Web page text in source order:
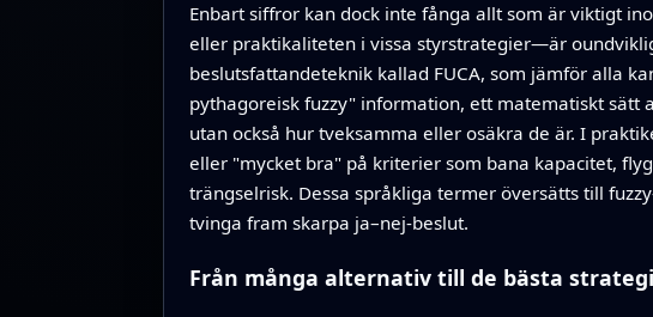
Enbart siffror kan dock inte fånga allt som är viktigt
eller praktikaliteten i vissa styrstrategier—är
beslutsfattandeteknik kallad FUCA, som jämför alla
pythagoreisk fuzzy" information, ett matematiskt
utan också hur tveksamma eller osäkra de är. I
eller "mycket bra" på kriterier som bana kapacitet,
trängselrisk. Dessa språkliga termer översätts till
tvinga fram skarpa ja–nej-beslut.
Från många alternativ till de bästa